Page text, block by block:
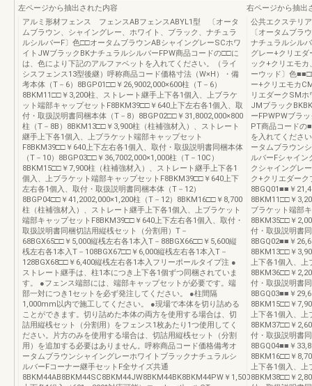
左ページから抽出された内容
アルミ形材フェンス フェンスABフェンスABYL1型 〔オータ
ムブラウン、シャイングレー、ホワイト、ブラック、ナチュラ
ルシルバーF〕色□□オータムブラウンABシャイングレーSCホワ
イトJWブラックBKナチュラルシルバーFPW商品コードの□□に
は、色により下記のアルファベットを入れてください。（ライ
シスフェンス13型後継）呼称商品コード価格寸法（W×H）・備
考本体（T－6）8BGP01□□￥26,9002,000×600柱（T－6）
8BKM11□□￥3,200柱、ストレート継手上下各1個入、上ブラケ
ット端部キャップセットF8BKM39□□￥640上下左右各1個入、取
付・取扱説明書同梱本体（T－8）8BGP02□□￥31,8002,000×800
柱（T－8B）8BKM13□□￥3,900柱（柱補強材入）、ストレート
継手上下各1個入、上ブラケット端部キャップセット
F8BKM39□□￥640上下左右各1個入、取付・取扱説明書同梱本体
（T－10）8BGP03□□￥36,7002,000×1,000柱（T－10C）
8BKM15□□￥7,900柱（柱補強材入）、ストレート継手上下各1
個入、上ブラケット端部キャップセットF8BKM39□□￥640上下
左右各1個入、取付・取扱説明書同梱本体（T－12）
8BGP04□□￥41,2002,000×1,200柱（T－12）8BKM16□□￥8,700
柱（柱補強材入）、ストレート継手上下各1個入、上ブラケット
端部キャップセットF8BKM39□□￥640上下左右各1個入、取付・
取扱説明書同梱切詰用縦桟セット（分割用）T－
68BGX65□□￥5,000縦桟左右各1本入T－88BGX66□□￥5,600縦
桟左右各1本入T－108BGX67□□￥6,000縦桟左右各1本入T－
128BGX68□□￥6,400縦桟左右各1本入フリーポールタイプ注 ●
ストレート継手は、柱1本につき上下各1個ずつ同梱されていま
す。 ●フェンス端部には、端部キャップセットが必要です。端
部一対につき1セットを必ず発注してください。 ●柱間隔
1,000mm以内で施工してください。 ●現場で本体を切り詰める
ことができます。切り詰めた本体の両方を使用する場合は、切
詰用縦桟セット（分割用）をフェンス1枚あたり1つ使用してく
ださい。片方のみを使用する場合は、切詰用縦桟セット（分割
用）を追加する必要はありません。呼称商品コード価格備考オ
ータムブラウンシャイングレーホワイトブラックナチュラルシ
ルバーFコーナー継手セットF全サイズ共通
8BKM44AB8BKM44SC8BKM44JW8BKM44BK8BKM44PW￥1,500
右ページから抽出
公共エクステリ
〔オータムブラ
ナチュラルシル
グレー+クリエ
ック+クリエモ
ーウッド〕色
ー+クリエモカ
リエダークSM
JMブラック
ーFPWPWブラ
PT商品コードの
を入れてくださ
ータムブラウン
ルバーFシャイ
クシャイングレ
ク+クリエダー
8BGQ01■■￥
8BKM11□□￥
ブラケット端部
8BKM35□□￥
付・取扱説明書
8BGQ02■■￥
8BKM13□□￥
上下各1個入、上
8BKM36□□￥
付・取扱説明書
8BGQ03■■￥
8BKM15□□￥
上下各1個入、上
8BKM37□□￥
付・取扱説明書
8BGQ04■■￥
8BKM16□□￥
上下各1個入、上
8BKM38□□￥